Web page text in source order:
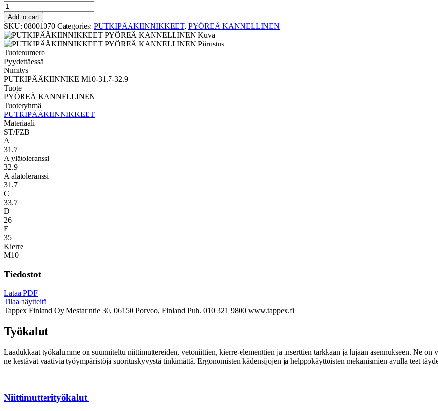
PYÖREÄ
KANNELLINEN
PUTKIPÄÄKIINNIKE
M10-
31.7-
32.9
quantity
Add to cart
SKU: 08001070 Categories: PUTKIPÄÄKIINNIKKEET, PYÖREÄ KANNELLINEN
Tuotenumero
Pyydettäessä
Nimitys
PUTKIPÄÄKIINNIKE M10-31.7-32.9
Tuote
PYÖREÄ KANNELLINEN
Tuoteryhmä
PUTKIPÄÄKIINNIKKEET
Materiaali
ST/FZB
A
31.7
A ylätoleranssi
32.9
A alatoleranssi
31.7
C
33.7
D
26
E
35
Kierre
M10
Tiedostot
Lataa PDF
Tilaa näytteitä
Tappex Finland Oy Mestarintie 30, 06150 Porvoo, Finland Puh. 010 321 9800 www.tappex.fi
Työkalut
Laadukkaat työkalumme on suunniteltu niittimuttereiden, vetoniittien, kierre-elementtien ja inserttien tarkkaan ja lujaan asennukseen. Ne on
ne kestävät vaativia työympäristöjä suorituskyvystä tinkimättä. Ergonomisten kädensijojen ja helppokäyttöisten mekanismien avulla teet
Niittimutterityökalut